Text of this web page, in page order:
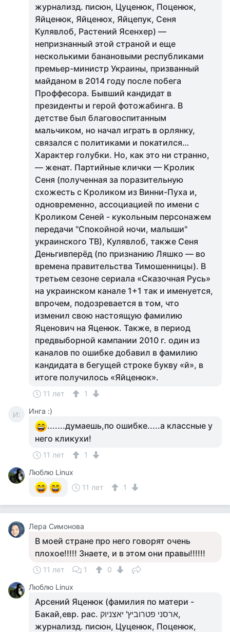
журнализд. писюн, Цуценюк, Поценюк,
Яйценюк, Яйценюх, Яйцепук, Сеня
Кулявлоб, Растений Ясенхер) —
непризнанный этой страной и еще
несколькими банановыми республиками
премьер-министр Украины, призванный
майданом в 2014 году после побега
Проффесора. Бывший кандидат в
президенты и герой фотожабинга. В
детстве был благовоспитанным
мальчиком, но начал играть в орлянку,
связался с политиками и покатился…
Характер голубки. Но, как это ни странно,
— женат. Партийные клички — Кролик
Сеня (полученная за поразительную
схожесть с Кроликом из Винни-Пуха и,
одновременно, ассоциацией по имени с
Кроликом Сеней - кукольным персонажем
передачи "Спокойной ночи, малыши"
украинского ТВ), Кулявлоб, также Сеня
Деньгивперёд (по признанию Ляшко — во
времена правительства Тимошенницы). В
третьем сезоне сериала «Сказочная Русь»
на украинском канале 1+1 так и именуется,
впрочем, подозревается в том, что
изменил свою настоящую фамилию
Яценович на Яценюк. Также, в период
предвыборной кампании 2010 г. один из
каналов по ошибке добавил в фамилию
кандидата в бегущей строке букву «й», в
итоге получилось «Яйценюк».
11 лет 1
И: Инга :)
.......думаешь,по ошибке.....а классные у
него кликухи!
11 лет
1
Люблю Linux
11 лет
1
Лера Симонова
В моей стране про него говорят очень
плохое!!!!! Знаете, и в этом они правы!!!!!!
11 лет 1
0
Люблю Linux
Арсений Яценюк (фамилия по матери -
Бакай,евр. рас. ארסני פטרוביץ' יאצניוק,
журнализд. писюн, Цуценюк, Поценюк,